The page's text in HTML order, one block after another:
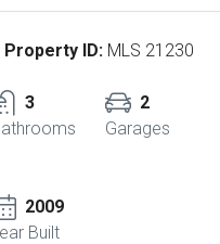
Property ID: MLS 21230
3
2
Garages
2009
Built